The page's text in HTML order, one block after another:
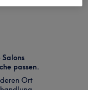
passen.
Ort